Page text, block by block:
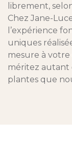
librement,
Chez Jane-
l’expérience
uniques
mesure à
méritez autant
plantes que